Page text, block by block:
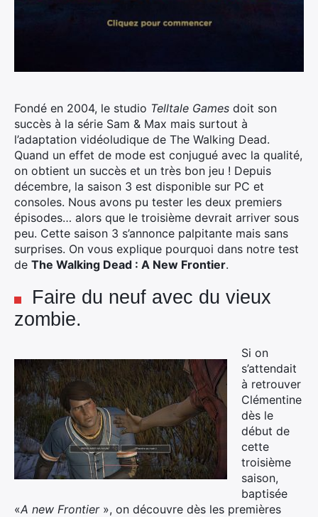
Fondé en 2004, le studio Telltale Games doit son
succès à la série Sam & Max mais surtout à
l’adaptation vidéoludique de The Walking Dead.
Quand un effet de mode est conjugué avec la qualité,
on obtient un succès et un très bon jeu ! Depuis
décembre, la saison 3 est disponible sur PC et
consoles. Nous avons pu tester les deux premiers
épisodes… alors que le troisième devrait arriver sous
peu. Cette saison 3 s’annonce palpitante mais sans
surprises. On vous explique pourquoi dans notre test
de The Walking Dead : A New Frontier.
Faire du neuf avec du vieux
zombie.
Si on
s’attendait
à retrouver
Clémentine
dès le
début de
cette
troisième
saison,
baptisée
«A new Frontier», on découvre dès les premières